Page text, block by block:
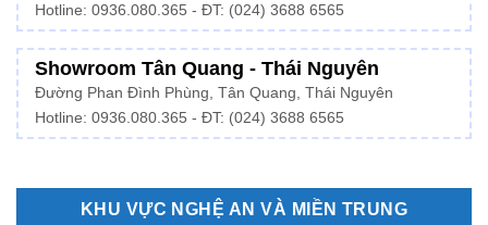
Hotline: 0936.080.365 - ĐT: (024) 3688 6565
Showroom Tân Quang - Thái Nguyên
Đường Phan Đình Phùng, Tân Quang, Thái Nguyên
Hotline: 0936.080.365 - ĐT: (024) 3688 6565
KHU VỰC NGHỆ AN VÀ MIỀN TRUNG